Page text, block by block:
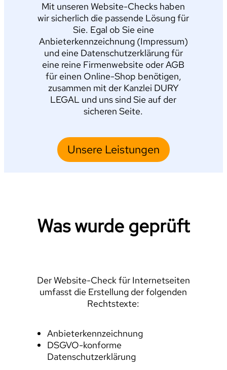
Mit unseren Website-Checks haben
wir sicherlich die passende Lösung für
Sie. Egal ob Sie eine
Anbieterkennzeichnung (Impressum)
und eine Datenschutzerklärung für
eine reine Firmenwebsite oder AGB
für einen Online-Shop benötigen,
zusammen mit der Kanzlei DURY
LEGAL und uns sind Sie auf der
sicheren Seite.
Unsere Leistungen
Was wurde geprüft
Der Website-Check für Internetseiten
umfasst die Erstellung der folgenden
Rechtstexte:
Anbieterkennzeichnung
DSGVO-konforme
Datenschutzerklärung